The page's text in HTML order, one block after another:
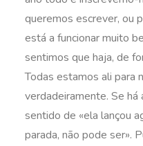
queremos escrever, ou
está a funcionar muito
sentimos que haja, de
Todas estamos ali para
verdadeiramente. Se há
sentido de «ela lançou
parada, não pode ser».